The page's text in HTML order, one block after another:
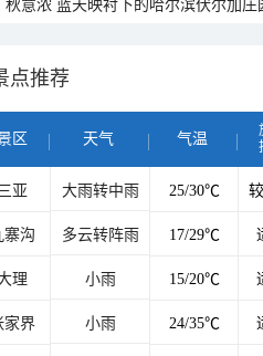
秋意浓 蓝天映衬下的哈尔滨伏尔加庄
点推荐
区 天气 气温
亚 大雨转中雨 25/30℃
寨沟 多云转阵雨 17/29℃
理 小雨 15/20℃
家界 小雨 24/35℃